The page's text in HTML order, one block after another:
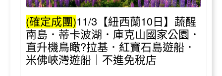
(確定成團)11/3【紐西蘭10日】蔬醒
南島．蒂卡波湖．庫克山國家公園．
直升機鳥瞰?拉基．紅寶石島遊船．
米佛峽灣遊船｜不進免稅店